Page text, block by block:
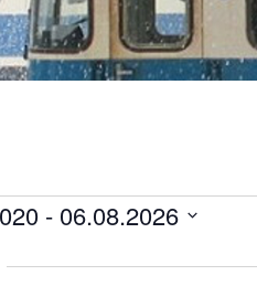
- 06.08.2026